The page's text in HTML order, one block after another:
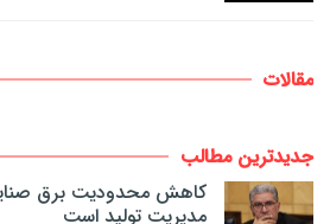
مقالات
جدیدترین مطالب
کاهش محدودیت برق
مدیریت تولید است